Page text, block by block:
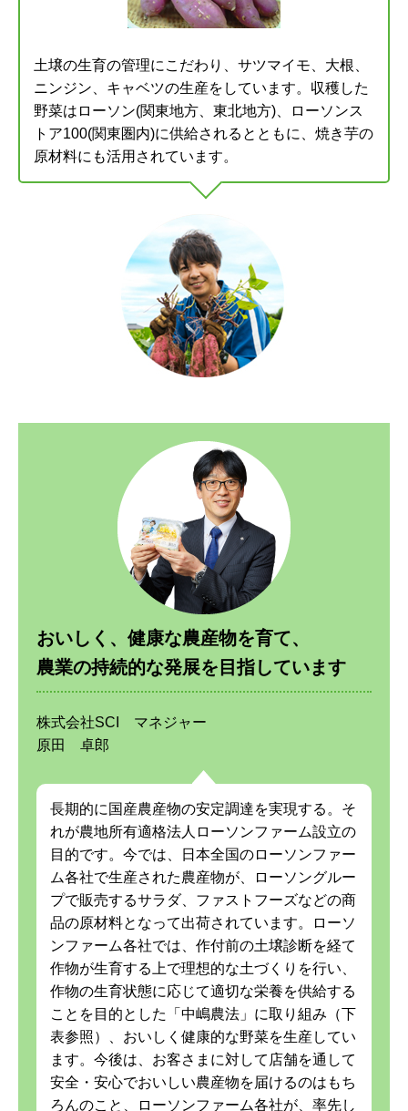
土壌の生育の管理にこだわり、サツマイモ、大根、
ニンジン、キャベツの生産をしています。収穫した
野菜はローソン(関東地方、東北地方)、ローソンス
トア100(関東圏内)に供給されるとともに、焼き芋の
原材料にも活用されています。
おいしく、健康な農産物を育て、
農業の持続的な発展を目指しています
株式会社SCI マネジャー
原田 卓郎
長期的に国産農産物の安定調達を実現する。そ
れが農地所有適格法人ローソンファーム設立の
目的です。今では、日本全国のローソンファー
ム各社で生産された農産物が、ローソングルー
プで販売するサラダ、ファストフーズなどの商
品の原材料となって出荷されています。ローソ
ンファーム各社では、作付前の土壌診断を経て
作物が生育する上で理想的な土づくりを行い、
作物の生育状態に応じて適切な栄養を供給する
ことを目的とした「中嶋農法」に取り組み（下
表参照）、おいしく健康的な野菜を生産してい
ます。今後は、お客さまに対して店舗を通して
安全・安心でおいしい農産物を届けるのはもち
ろんのこと、ローソンファーム各社が、率先し